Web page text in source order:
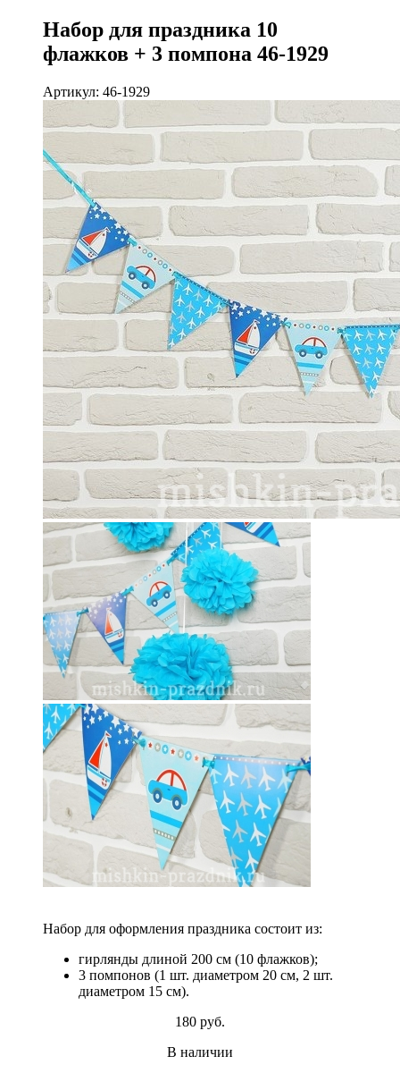
Набор для праздника 10
флажков + 3 помпона 46-1929
Артикул: 46-1929
Набор для оформления праздника состоит из:
гирлянды длиной 200 см (10 флажков);
3 помпонов (1 шт. диаметром 20 см, 2 шт.
диаметром 15 см).
180 руб.
В наличии